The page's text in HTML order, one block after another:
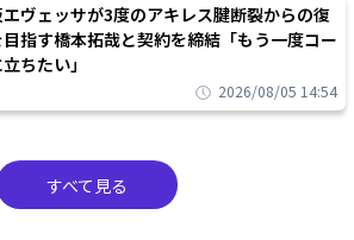
ヴェッサが3度のアキレス腱断裂からの復
目指す橋本拓哉と契約を締結「もう一度コー
ちたい」
2026/08/05 14:54
すべて見る